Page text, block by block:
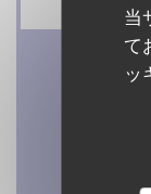
当
て
ッ